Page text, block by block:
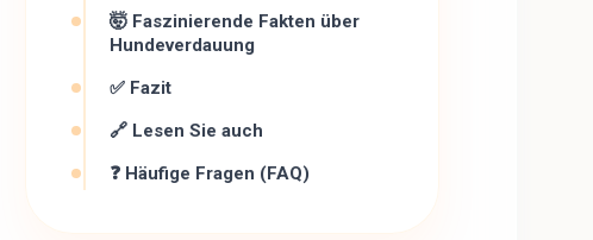
🤯 Faszinierende Fakten über
Hundeverdauung
✅ Fazit
🔗 Lesen Sie auch
❓ Häufige Fragen (FAQ)